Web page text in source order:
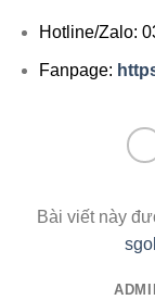
Hotline/Zalo:
Fanpage:
Bài viết này